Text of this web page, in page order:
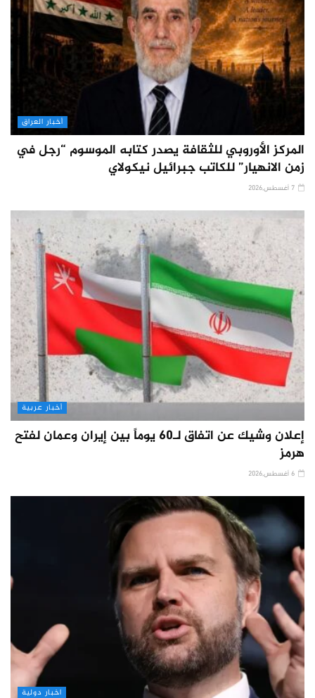
أخبار العراق
المركز الأوروبي للثقافة يصدر كتابه الموسوم “رجل في
زمن الانهيار” للكاتب جبرائيل نيكولاي
أخبار عربية
إعلان وشيك عن اتفاق لـ60 يوماً بين إيران وعمان لفتح
هرمز
اخبار دولية